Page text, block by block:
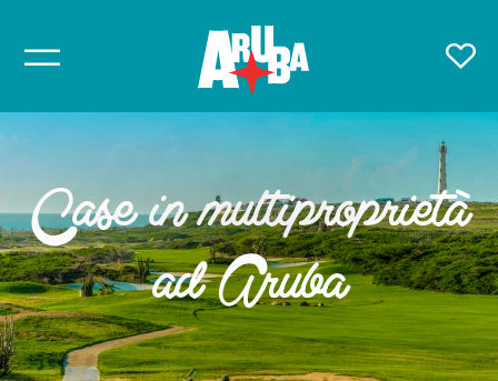
Case in multiproprietà
ad Aruba